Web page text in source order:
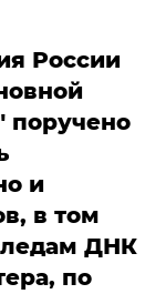
России
поручено
и
в том
ДНК
по